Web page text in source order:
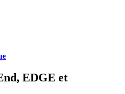
EDGE et